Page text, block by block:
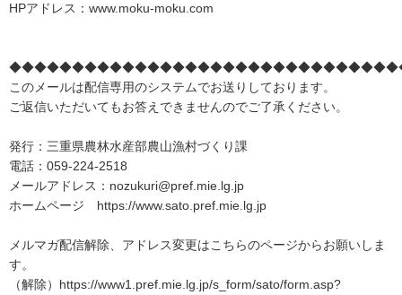
HPアドレス：www.moku-moku.com
このメールは配信専用のシステムでお送りしております。
ご返信いただいてもお答えできませんのでご了承ください。
発行：三重県農林水産部農山漁村づくり課
電話：059-224-2518
メールアドレス：nozukuri@pref.mie.lg.jp
ホームページ https://www.sato.pref.mie.lg.jp
メルマガ配信解除、アドレス変更はこちらのページからお願いしま
す。
（解除）https://www1.pref.mie.lg.jp/s_form/sato/form.asp?